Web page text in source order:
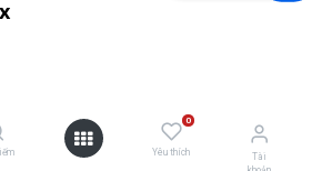
0
Yêu thích
Tài